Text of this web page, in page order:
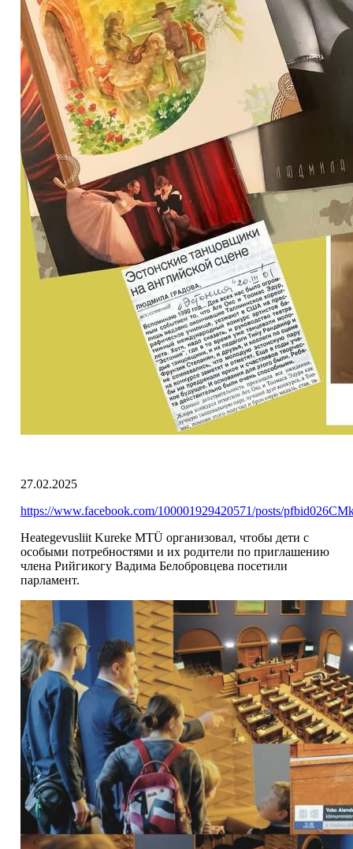
27.02.2025
https://www.facebook.com/100001929420571/posts/
Heategevusliit Kureke MTÜ организовал, чтобы дети с
особыми потребностями и их родители по приглашению
члена Рийгикогу Вадима Белобровцева посетили
парламент.